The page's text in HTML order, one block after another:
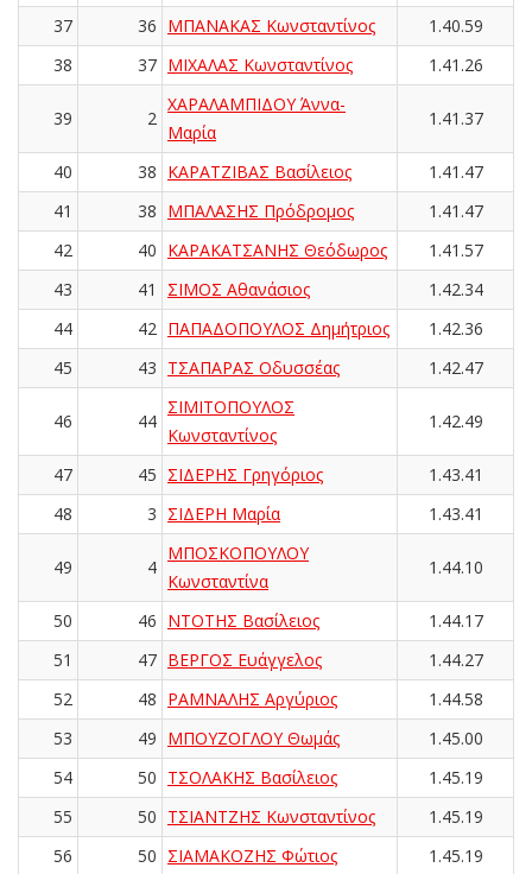
37 36 ΜΠΑΝΑΚΑΣ Κωνσταντίνος
1.40.59
38
37 ΜΙΧΑΛΑΣ Κωνσταντίνος 1.41.26
39 2
ΧΑΡΑΛΑΜΠΙΔΟΥ Άννα-
Μαρία
1.41.37
40 38 ΚΑΡΑΤΖΙΒΑΣ Βασίλειος
1.41.47
41
38 ΜΠΑΛΑΣΗΣ Πρόδρομος
1.41.47
42
40 ΚΑΡΑΚΑΤΣΑΝΗΣ Θεόδωρος
1.41.57
43
41 ΣΙΜΟΣ Αθανάσιος
1.42.34
44
42 ΠΑΠΑΔΟΠΟΥΛΟΣ Δημήτριος
1.42.36
45
43 ΤΣΑΠΑΡΑΣ Οδυσσέας 1.42.47
46 44
ΣΙΜΙΤΟΠΟΥΛΟΣ
Κωνσταντίνος
1.42.49
47 45 ΣΙΔΕΡΗΣ Γρηγόριος
1.43.41
48
3 ΣΙΔΕΡΗ Μαρία 1.43.41
49 4
ΜΠΟΣΚΟΠΟΥΛΟΥ
Κωνσταντίνα
1.44.10
50 46 ΝΤΟΤΗΣ Βασίλειος
1.44.17
51
47 ΒΕΡΓΟΣ Ευάγγελος
1.44.27
52
48 ΡΑΜΝΑΛΗΣ Αργύριος
1.44.58
53
49 ΜΠΟΥΖΟΓΛΟΥ Θωμάς
1.45.00
54
50 ΤΣΟΛΑΚΗΣ Βασίλειος
1.45.19
55
50 ΤΣΙΑΝΤΖΗΣ Κωνσταντίνος
1.45.19
56
50 ΣΙΑΜΑΚΟΖΗΣ Φώτιος
1.45.19